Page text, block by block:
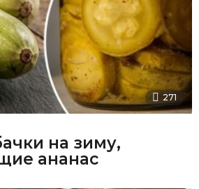
271
на зиму,
ананас